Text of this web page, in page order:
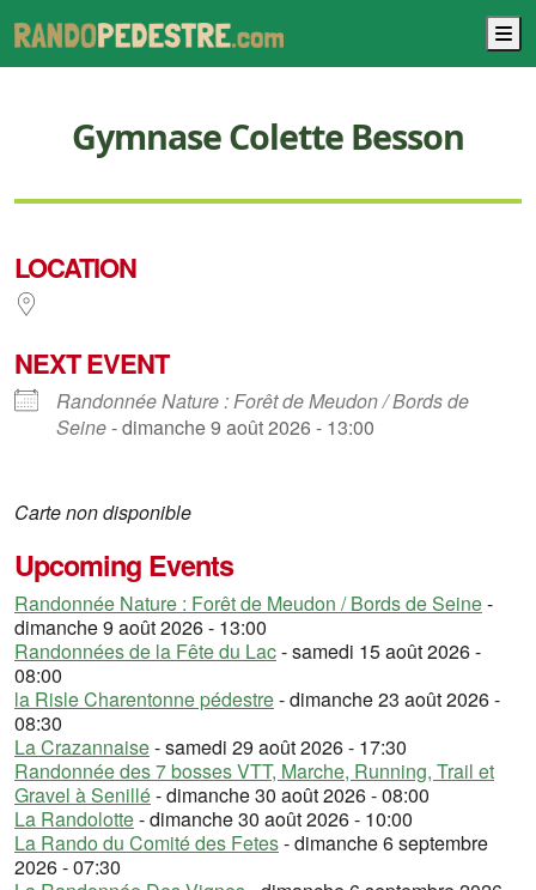
Gymnase Colette Besson
LOCATION
NEXT EVENT
Randonnée Nature : Forêt de Meudon / Bords de
Seine- dimanche 9 août 2026 - 13:00
Carte non disponible
Upcoming Events
Randonnée Nature : Forêt de Meudon / Bords de Seine-
dimanche 9 août 2026 - 13:00
Randonnées de la Fête du Lac- samedi 15 août 2026 -
08:00
la Risle Charentonne pédestre- dimanche 23 août 2026 -
08:30
La Crazannaise- samedi 29 août 2026 - 17:30
Randonnée des 7 bosses VTT, Marche, Running, Trail et
Gravel à Senillé- dimanche 30 août 2026 - 08:00
La Randolotte- dimanche 30 août 2026 - 10:00
La Rando du Comité des Fetes- dimanche 6 septembre
2026 - 07:30